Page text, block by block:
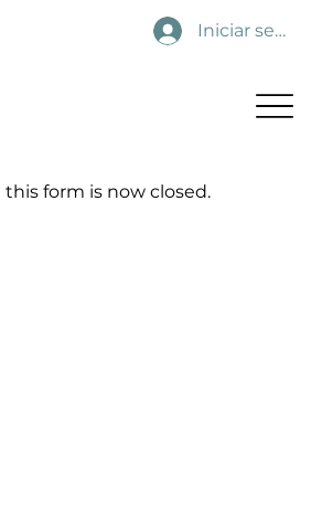
Iniciar sesión
this form is now closed.